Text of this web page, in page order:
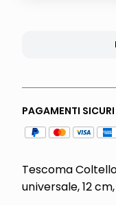
PAGAMENTI SICURI
Tescoma
universale, 12